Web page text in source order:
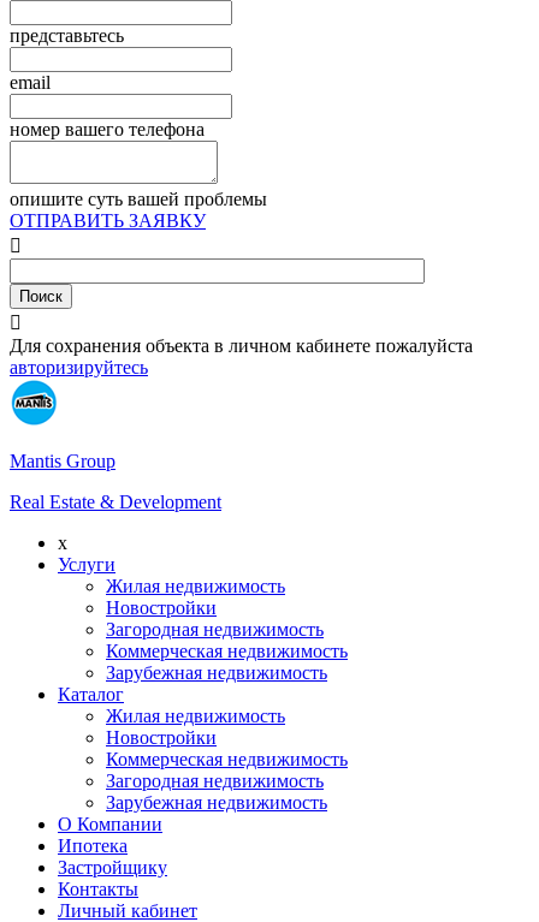
представьтесь
email
номер вашего телефона
опишите суть вашей проблемы
ОТПРАВИТЬ ЗАЯВКУ


Для сохранения объекта в личном кабинете пожалуйста
авторизируйтесь
Mantis Group
Real Estate & Development
x
Услуги
Жилая недвижимость
Новостройки
Загородная недвижимость
Коммерческая недвижимость
Зарубежная недвижимость
Каталог
Жилая недвижимость
Новостройки
Коммерческая недвижимость
Загородная недвижимость
Зарубежная недвижимость
О Компании
Ипотека
Застройщику
Контакты
Личный кабинет